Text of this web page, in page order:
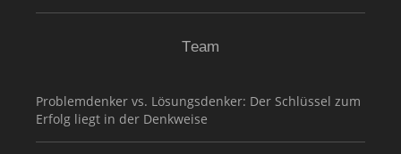
Team
Problemdenker vs. Lösungsdenker: Der Schlüssel zum
Erfolg liegt in der Denkweise